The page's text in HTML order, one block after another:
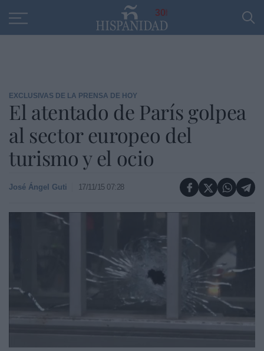
30
EXCLUSIVAS DE LA PRENSA DE HOY
El atentado de París golpea
al sector europeo del
turismo y el ocio
José Ángel Guti 17/11/15 07:28